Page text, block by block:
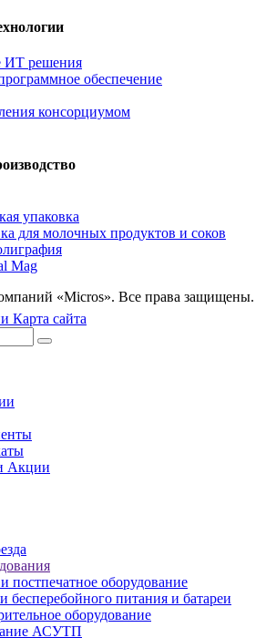
ИТ решения
обеспечение
консорциумом
упаковка
для молочных продуктов и соков
Mag
«Micros». Все права защищены.
Карта сайта
Акции
постпечатное оборудование
бесперебойного питания и батареи
оборудование
АСУТП